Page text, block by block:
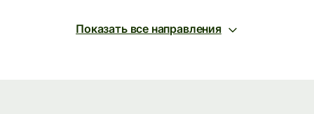
Показать все направления